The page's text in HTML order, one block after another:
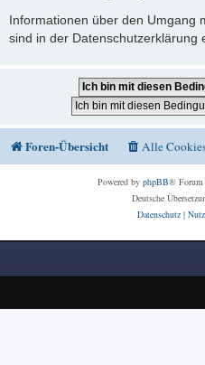
Informationen über den Umgang
sind in der Datenschutzerklärung
Foren-Übersicht Alle
Powered by phpBB® Forum
Deutsche
Datenschutz|